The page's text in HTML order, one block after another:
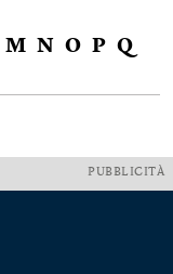
M N O P Q
PUBBLICITÀ